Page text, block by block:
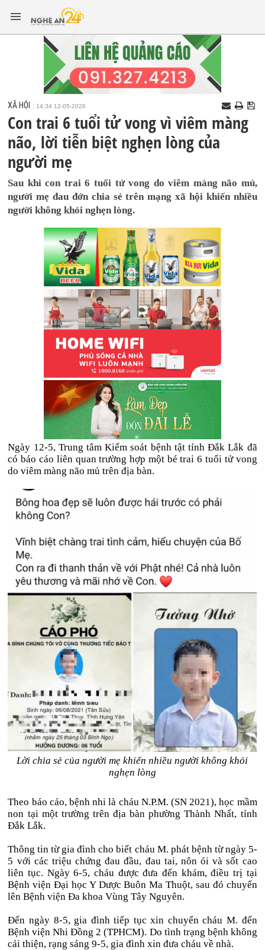
XÃ HỘI 14:34 12-05-2026
Con trai 6 tuổi tử vong vì viêm màng
não, lời tiễn biệt nghẹn lòng của
người mẹ
Sau khi con trai 6 tuổi tử vong do viêm màng não mủ,
người mẹ đau đớn chia sẻ trên mạng xã hội khiến nhiều
người không khỏi nghẹn lòng.
Ngày 12-5, Trung tâm Kiểm soát bệnh tật tỉnh Đắk Lắk đã
có báo cáo liên quan trường hợp một bé trai 6 tuổi tử vong
do viêm màng não mủ trên địa bàn.
Lời chia sẻ của người mẹ khiến nhiều người không khỏi
nghẹn lòng
Theo báo cáo, bệnh nhi là cháu N.P.M. (SN 2021), học mầm
non tại một trường trên địa bàn phường Thành Nhất, tỉnh
Đắk Lắk.
Thông tin từ gia đình cho biết cháu M. phát bệnh từ ngày 5-
5 với các triệu chứng đau đầu, đau tai, nôn ói và sốt cao
liên tục. Ngày 6-5, cháu được đưa đến khám, điều trị tại
Bệnh viện Đại học Y Dược Buôn Ma Thuột, sau đó chuyển
lên Bệnh viện Đa khoa Vùng Tây Nguyên.
Đến ngày 8-5, gia đình tiếp tục xin chuyển cháu M. đến
Bệnh viện Nhi Đồng 2 (TPHCM). Do tình trạng bệnh không
cải thiện, rạng sáng 9-5, gia đình xin đưa cháu về nhà.